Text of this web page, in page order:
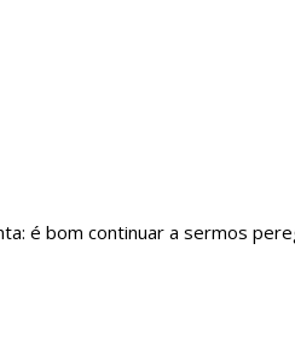
é bom continuar a sermos